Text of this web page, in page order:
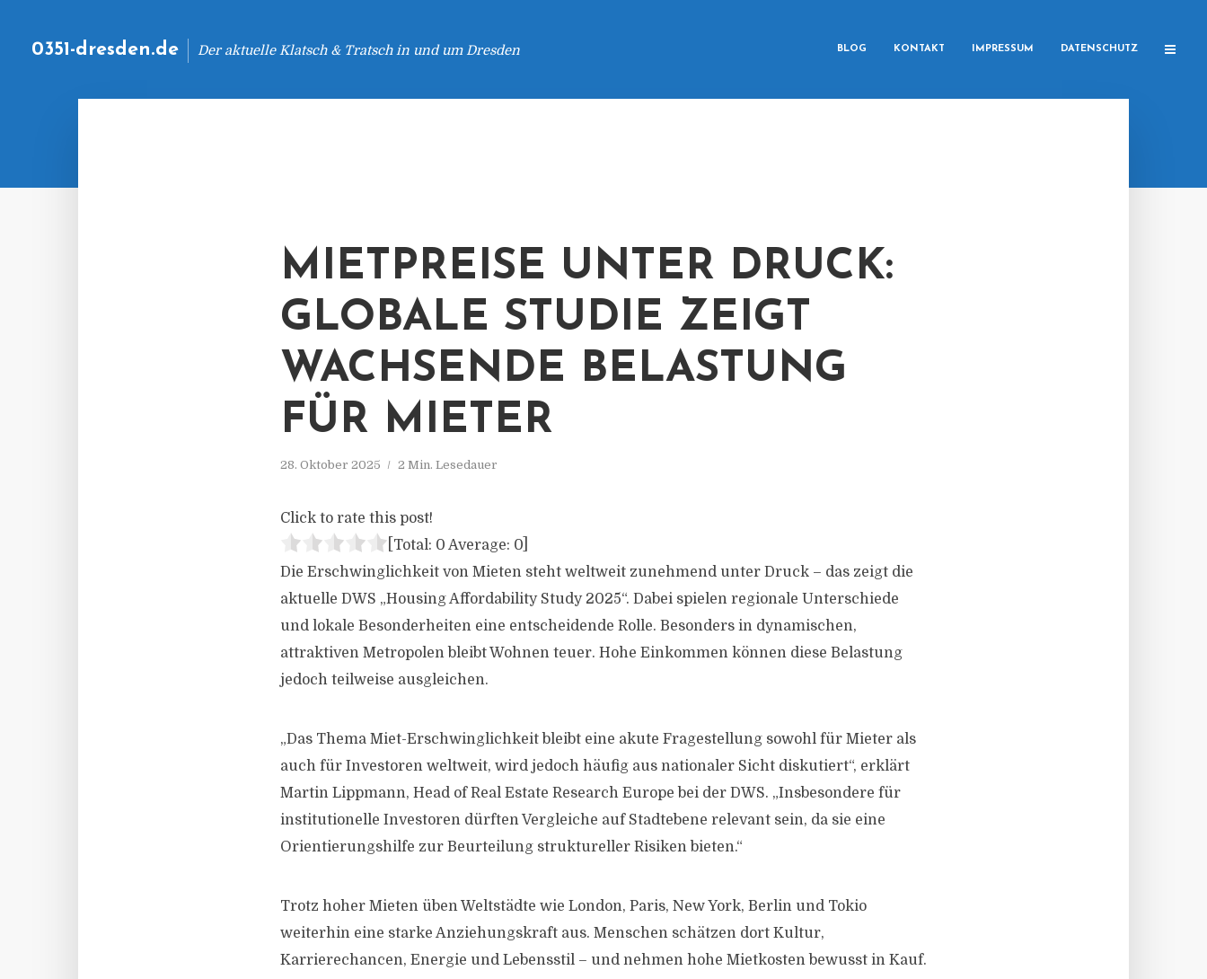
0351-dresden.de Der aktuelle Klatsch & Tratsch in und um Dresden BLOG KONTAKT IMPRESSUM DATENSCHUTZ
MIETPREISE UNTER DRUCK:
GLOBALE STUDIE ZEIGT
WACHSENDE BELASTUNG
FÜR MIETER
28. Oktober 2025 2 Min. Lesedauer
Click to rate this post!
[Total: 0 Average: 0
Die Erschwinglichkeit von Mieten steht weltweit zunehmend unter Druck – das zeigt die
aktuelle DWS „Housing Affordability Study 2025“. Dabei spielen regionale Unterschiede
und lokale Besonderheiten eine entscheidende Rolle. Besonders in dynamischen,
attraktiven Metropolen bleibt Wohnen teuer. Hohe Einkommen können diese Belastung
jedoch teilweise ausgleichen.
„Das Thema Miet-Erschwinglichkeit bleibt eine akute Fragestellung sowohl für Mieter als
auch für Investoren weltweit, wird jedoch häufig aus nationaler Sicht diskutiert“, erklärt
Martin Lippmann, Head of Real Estate Research Europe bei der DWS. „Insbesondere für
institutionelle Investoren dürften Vergleiche auf Stadtebene relevant sein, da sie eine
Orientierungshilfe zur Beurteilung struktureller Risiken bieten.“
Trotz hoher Mieten üben Weltstädte wie London, Paris, New York, Berlin und Tokio
weiterhin eine starke Anziehungskraft aus. Menschen schätzen dort Kultur,
Karrierechancen, Energie und Lebensstil – und nehmen hohe Mietkosten bewusst in Kauf.